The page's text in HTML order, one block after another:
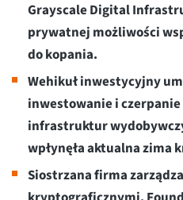
Grayscale Digital
prywatnej możliwości
do kopania.
Wehikuł inwestycyjny
inwestowanie i
infrastruktur
wpłynęła aktualna zima
Siostrzana firma